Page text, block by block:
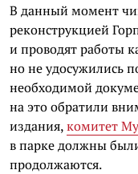
В данный момент
реконструкцией
и проводят работы
но не удосужились
необходимой
на это обратили
издания,комитет
в парке должны
продолжаются.